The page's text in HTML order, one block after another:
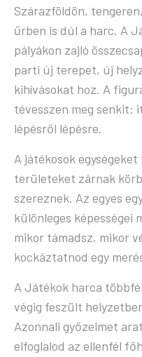
Szárazföldön,
űrben is dúl a harc. A
pályákon zajló
parti új terepet, új
kihívásokat hoz. A
tévesszen meg senkit:
lépésről lépésre.
A játékosok
területeket zárnak
szereznek. Az egyes
különleges képességei
mikor támadsz, mikor
kockáztatnod egy
A Játékok harca
végig feszült
Azonnali győzelmet
elfoglalod az ellenfél